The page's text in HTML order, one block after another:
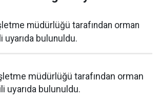
müdürlüğü tarafından orman
uyarıda bulunuldu.
müdürlüğü tarafından orman
uyarıda bulunuldu.